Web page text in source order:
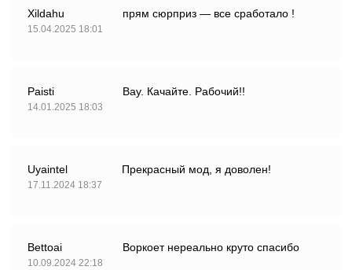
Xildahu
15.04.2025 18:01
прям сюрприз — все сработало !
Paisti
14.01.2025 18:03
Вау. Качайте. Рабочий!!
Uyaintel
17.11.2024 18:37
Прекрасный мод, я доволен!
Bettoai
10.09.2024 22:18
Воркоет нереально круто спасибо